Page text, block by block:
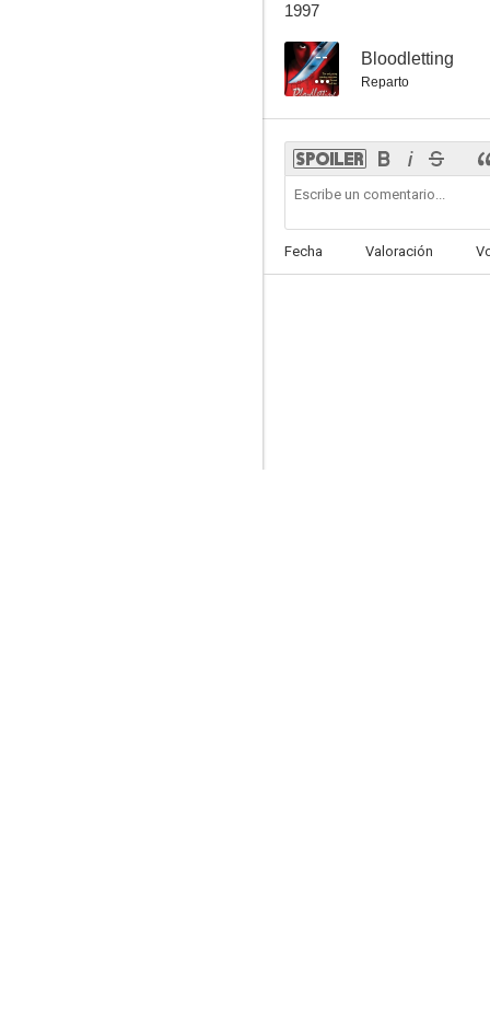
1997
-- Bloodletting
Reparto
Fecha Valoración